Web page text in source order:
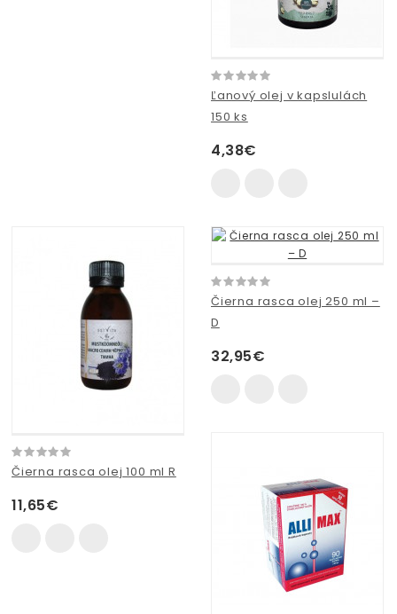
Ľanový olej v kapslulách
150 ks
4,38€
Čierna rasca olej 100 ml R
11,65€
Čierna rasca olej 250 ml –
D
32,95€